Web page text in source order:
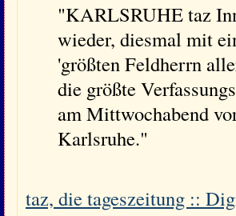
"KARLSRUHE taz
wieder, diesmal mit
'größten Feldherrn
die größte
am Mittwochabend
Karlsruhe."
taz, die tageszeitung ::